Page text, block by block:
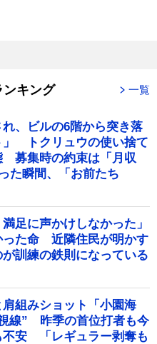
ンキング 一覧
れ、ビルの6階から突き落
トクリュウの使い捨て
募集時の約束は「月収
た瞬間、「お前たち
足に声かけしなかった」
った命 近隣住民が明かす
が訓練の鉄則になっている
肩組みショット「小園海
線” 昨季の首位打者も今
不安 「レギュラー剥奪も